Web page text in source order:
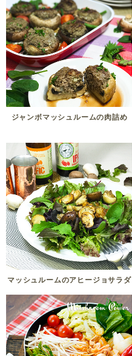
ジャンボマッシュルームの肉詰め
マッシュルームのアヒージョサラダ